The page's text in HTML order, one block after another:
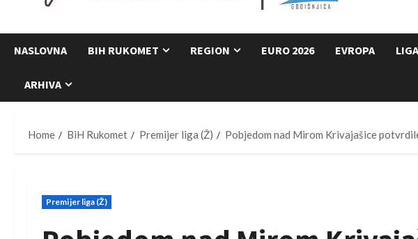
NASLOVNA BIH RUKOMET REGION EURO 2026 EVROPA
ARHIVA
Home BiH Rukomet Premijer liga (Ž) Pobjedom nad Mirom Krivajašice
Premijer liga (Ž)